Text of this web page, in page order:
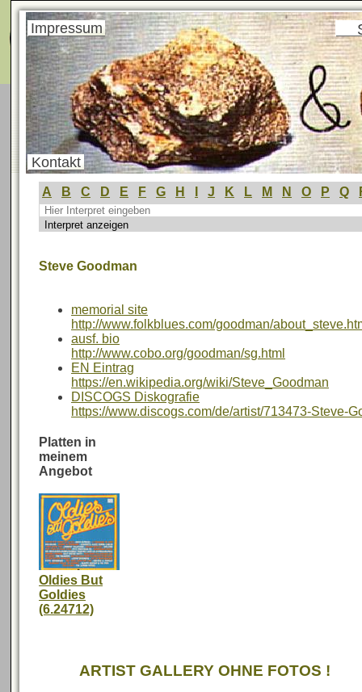
Menü
Impressum
Kontakt
A B C D E F G H J K L M N O P Q
Steve Goodman
memorial site
http://www.folkblues.com/goodman/
ausf. bio
http://www.cobo.org/goodman/sg.html
EN Eintrag
https://en.wikipedia.org/wiki/Steve_Goodman
DISCOGS Diskografie
https://www.discogs.com/de/artist/713473-Steve-
Platten in
meinem
Angebot
Oldies But
Goldies
(6.24712)
ARTIST GALLERY OHNE FOTOS !